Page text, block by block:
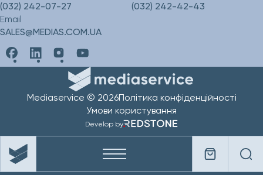
(032) 242-07-27
(032) 242-42-43
Email
SALES@MEDIAS.COM.UA
Mediaservice © 2026Політика конфіденційності
Умови користування
Develop by